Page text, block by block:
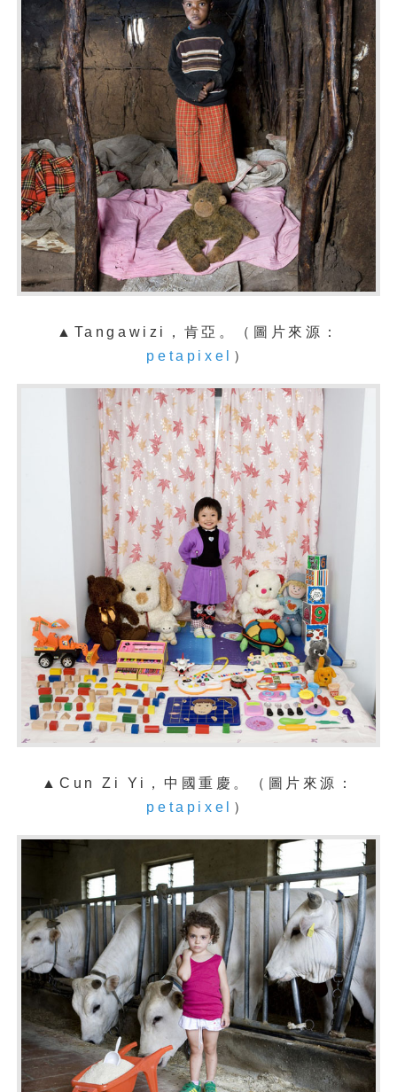
▲Tangawizi，肯亞。（圖片來源：
petapixel
）
▲Cun Zi Yi，中國重慶。（圖片來源：
petapixel
）